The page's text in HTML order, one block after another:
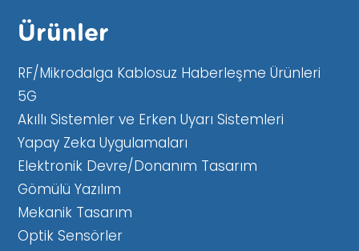
Ürünler
RF/Mikrodalga Kablosuz Haberleşme Ürünleri
5G
Akıllı Sistemler ve Erken Uyarı Sistemleri
Yapay Zeka Uygulamaları
Elektronik Devre/Donanım Tasarım
Gömülü Yazılım
Mekanik Tasarım
Optik Sensörler